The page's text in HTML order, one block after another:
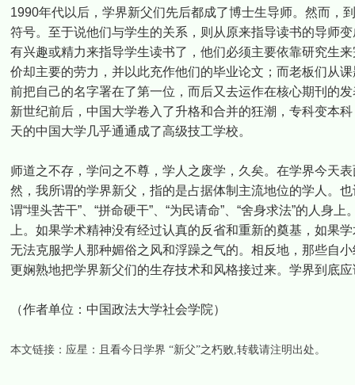
1990年代以后，学界新父们先后都成了博士生导师。然而，
符号。至于说他们与学生的关系，则从原来指导读书的导师
有兴趣或精力来指导学生读书了，他们必须主要依靠研究生
价却主要的劳力，并以此充作他们的毕业论文；而老板们从
前把自己的名字署在了第一位，而后又去运作在核心期刊的
新世纪前后，中国大学卷入了升格和合并的狂潮，专科变本
天的中国大学几乎通通成了高级技工学校。
师道之不存，学问之不尊，学人之废学，久矣。在学界今天
然，我所谓的学界新父，指的是占据体制主流地位的学人。
谓“埋头苦干”、“拼命硬干”、“为民请命”、“舍身求法”的人
上。如果学术精神没有经过认真的反省和重新的奠基，如果
无法克服学人那种媚俗之风和浮躁之气的。相反地，那些自
更娴熟地把学界新父们的生存技术和风格接过来。学界到底
（作者单位：中国政法大学社会学院）
本文链接： 应星：且看今日学界 “新父”之朽败,转载请注明出处。